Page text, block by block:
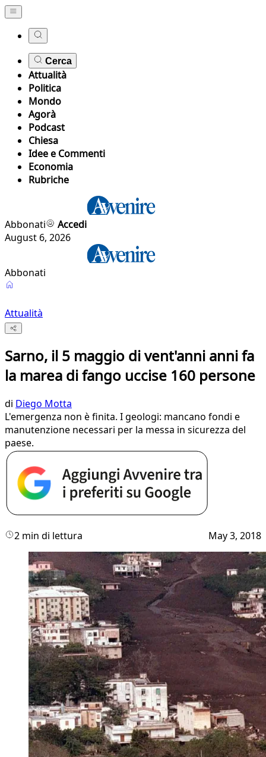
Cerca
Attualità
Politica
Mondo
Agorà
Podcast
Chiesa
Idee e Commenti
Economia
Rubriche
Abbonati
Accedi
August 6, 2026
Abbonati
Attualità
Sarno, il 5 maggio di vent'anni anni fa
la marea di fango uccise 160 persone
di Diego Motta
L'emergenza non è finita. I geologi: mancano fondi e
manutenzione necessari per la messa in sicurezza del
paese.
2 min di lettura May 3, 2018